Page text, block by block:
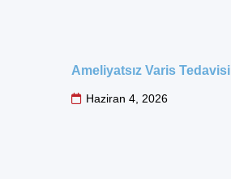
Ameliyatsız Varis Tedavisi
Haziran 4, 2026